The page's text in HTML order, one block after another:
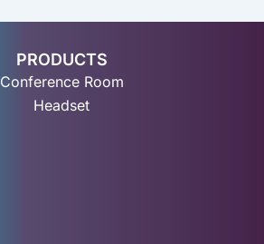
PRODUCTS
Conference Room
Headset